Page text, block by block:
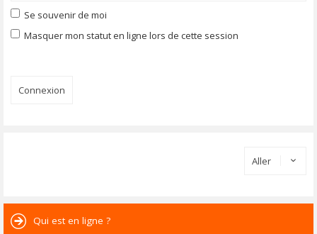
Se souvenir de moi
Masquer mon statut en ligne lors de cette session
Aller
Qui est en ligne ?